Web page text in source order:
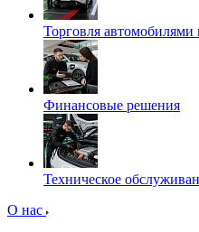
Торговля автомобилями
Финансовые решения
Техническое
О нас